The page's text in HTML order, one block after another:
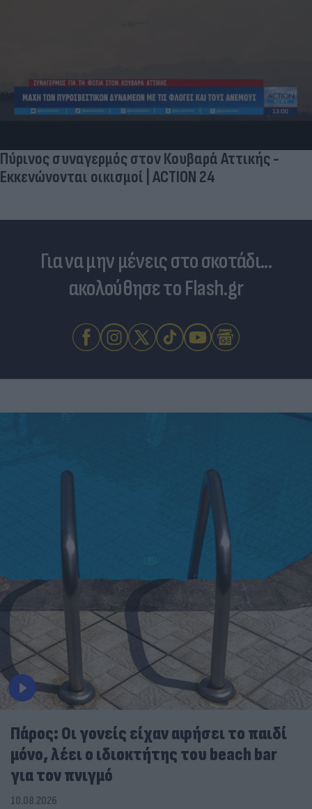
Ο Τράμπ αναδημοσίευσε συνέντευξη του Θάνου
Πλεύρη για το μεταναστευτικό | ACTION 24
Για να μην μένεις στο σκοτάδι...
ακολούθησε το Flash.gr
Πάρος: Οι γονείς είχαν αφήσει το παιδί
μόνο, λέει ο ιδιοκτήτης του beach bar
για τον πνιγμό
10.08.2026